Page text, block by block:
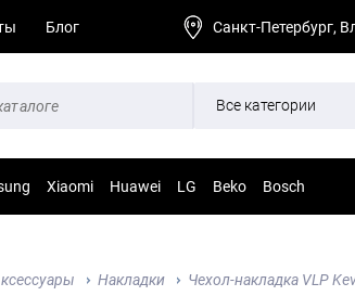
Блог Санкт-Петербург,
Все категории
Xiaomi Huawei LG Beko Bosch
Накладки Чехол-накладка VLP